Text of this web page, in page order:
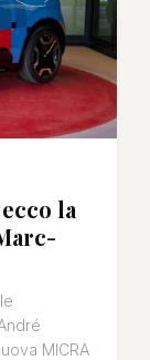
la
MICRA